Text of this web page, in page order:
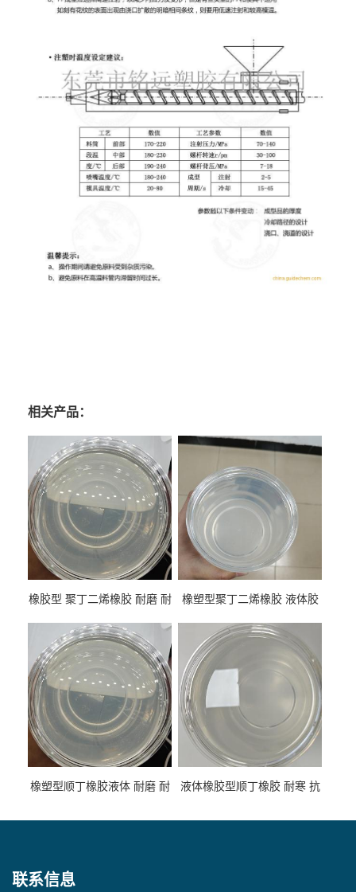
相关产品：
橡胶型 聚丁二烯橡胶 耐磨 耐
性
橡塑型聚丁二烯橡胶 液体胶
专用
橡塑型顺丁橡胶液体 耐磨 耐
液体橡胶型顺丁橡胶 耐寒 抗
联系信息